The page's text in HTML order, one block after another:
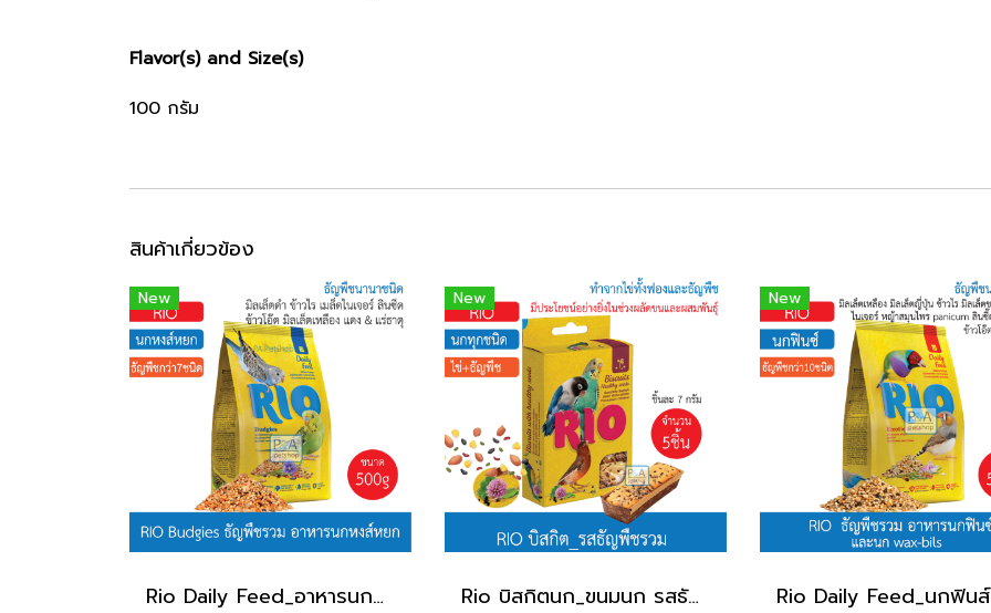
Flavor(s) and Size(s)
100 กรัม
สินค้าเกี่ยวข้อง
New
Rio Daily Feed_อาหารนกหงส์หยก 500g.
New
Rio บิสกิตนก_ขนมนก รสธัญพืช
New